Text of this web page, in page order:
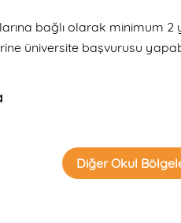
bağlı olarak minimum 2 yıl
üniversite başvurusu
Diğer Okul